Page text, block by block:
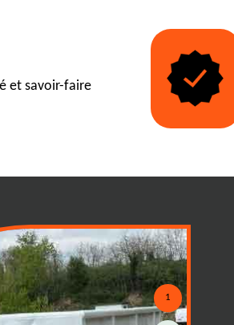
et savoir-faire
économique de
en région 01250
location économique de bennes tout
1